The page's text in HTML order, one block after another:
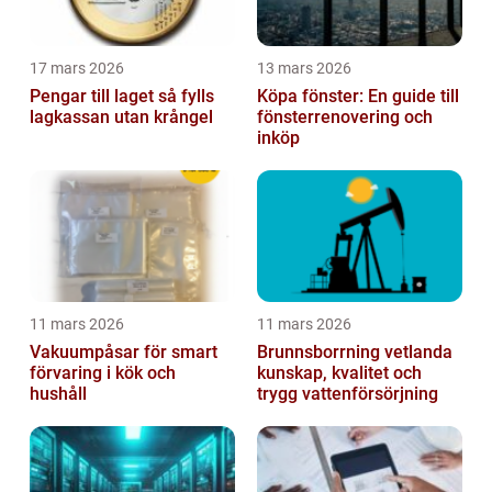
17 mars 2026
Pengar till laget så fylls
lagkassan utan krångel
13 mars 2026
Köpa fönster: En guide till
fönsterrenovering och
inköp
11 mars 2026
Vakuumpåsar för smart
förvaring i kök och
hushåll
11 mars 2026
Brunnsborrning vetlanda
kunskap, kvalitet och
trygg vattenförsörjning